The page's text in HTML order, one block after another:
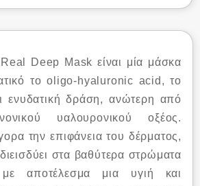
Deep Mask είναι μία μάσκα
το oligo-hyaluronic acid, το
ενυδατική δράση, ανώτερη από
υαλουρονικού οξέος.
την επιφάνεια του δέρματος,
στα βαθύτερα στρώματα
αποτέλεσμα μια υγιή και